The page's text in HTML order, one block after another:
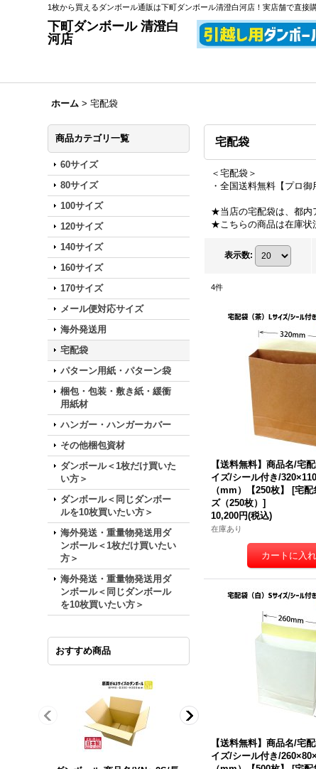
1枚から買えるダンボール通販は下町ダンボール清澄白河店！実店舗で直接
下町ダンボール 清澄白
河店
ホーム > 宅配袋
商品カテゴリ一覧
60サイズ
80サイズ
100サイズ
120サイズ
140サイズ
160サイズ
170サイズ
メール便対応サイズ
海外発送用
宅配袋
パターン用紙・パターン袋
梱包・包装・敷き紙・緩衝
用紙材
ハンガー・ハンガーカバー
その他梱包資材
ダンボール＜1枚だけ買いた
い方＞
ダンボール＜同じダンボー
ルを10枚買いたい方＞
海外発送・重量物発送用ダ
ンボール＜1枚だけ買いたい
方＞
海外発送・重量物発送用ダ
ンボール＜同じダンボール
を10枚買いたい方＞
おすすめ商品
宅配袋
＜宅配袋＞
・全国送料無料【プロ
★当店の宅配袋は、都内
★こちらの商品は在庫状
表示数:
4件
【送料無料】商品名/宅
イズ/シール付き/
（mm）【250枚】
[宅配
ズ（250枚）]
10,200円(税込)
在庫あり
【送料無料】商品名/宅
イズ/シール付き/